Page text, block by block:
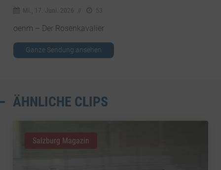
Mi., 17. Juni. 2026 53
oenm – Der Rosenkavalier
Ganze Sendung ansehen
ÄHNLICHE CLIPS
Salzburg Magazin